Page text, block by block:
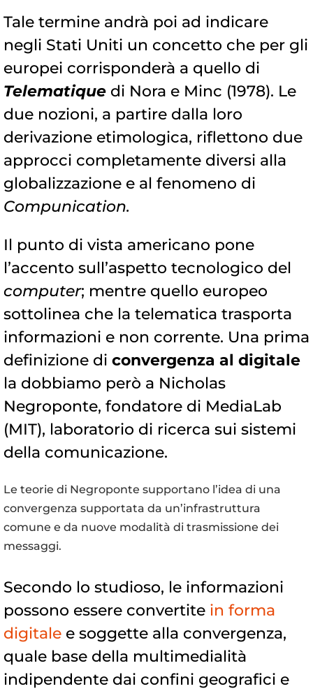
Tale termine andrà poi ad indicare
negli Stati Uniti un concetto che per gli
europei corrisponderà a quello di
Telematique di Nora e Minc (1978). Le
due nozioni, a partire dalla loro
derivazione etimologica, riflettono due
approcci completamente diversi alla
globalizzazione e al fenomeno di
Compunication.
Il punto di vista americano pone
l’accento sull’aspetto tecnologico del
computer; mentre quello europeo
sottolinea che la telematica trasporta
informazioni e non corrente. Una prima
definizione di convergenza al digitale
la dobbiamo però a Nicholas
Negroponte, fondatore di MediaLab
(MIT), laboratorio di ricerca sui sistemi
della comunicazione.
Le teorie di Negroponte supportano l’idea di una
convergenza supportata da un’infrastruttura
comune e da nuove modalità di trasmissione dei
messaggi.
Secondo lo studioso, le informazioni
possono essere convertite in forma
digitale e soggette alla convergenza,
quale base della multimedialità
indipendente dai confini geografici e